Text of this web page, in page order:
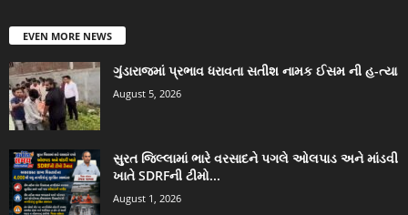
EVEN MORE NEWS
ગુંડારાજમાં પ્રભાવ ધરાવતા સતીશ નામક ઈસમ ની હ-ત્યા
August 5, 2026
સુરત જિલ્લામાં ભારે વરસાદને પગલે ઓલપાડ અને માંડવી
ખાતે SDRFની ટીમો...
August 1, 2026